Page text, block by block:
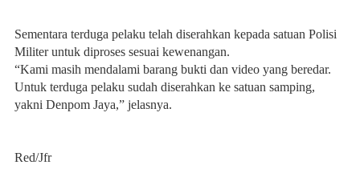
Sementara terduga pelaku telah diserahkan kepada satuan Polisi
Militer untuk diproses sesuai kewenangan.
“Kami masih mendalami barang bukti dan video yang beredar.
Untuk terduga pelaku sudah diserahkan ke satuan samping,
yakni Denpom Jaya,” jelasnya.
Red/Jfr